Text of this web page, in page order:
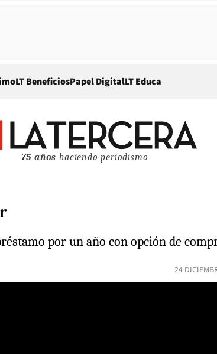
LT BeneficiosPapel DigitalOpens in new window
LT Educa
75 años haciendo periodismo
por un año con opción de
24